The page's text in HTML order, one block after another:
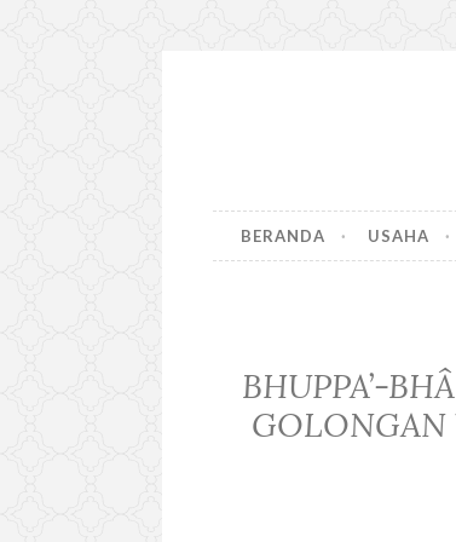
BERANDA USAHA
BHUPPA’-
GOLONGAN